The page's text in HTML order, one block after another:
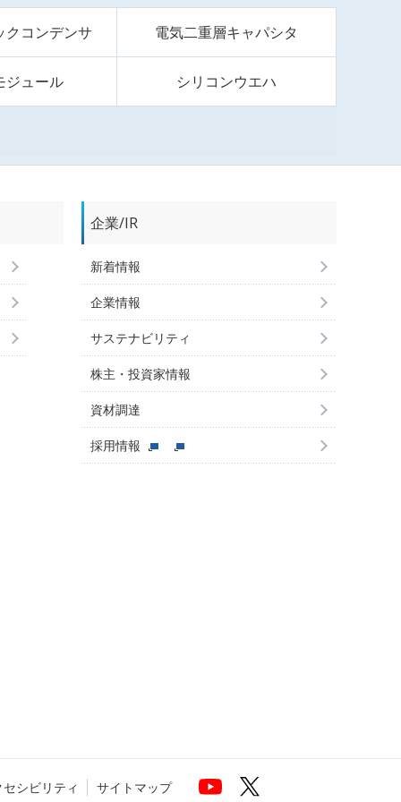
クコンデンサ 電気二重層キャパシタ
ジュール シリコンウエハ
企業/IR
新着情報
企業情報
サステナビリティ
株主・投資家情報
資材調達
採用情報
シビリティ サイトマップ